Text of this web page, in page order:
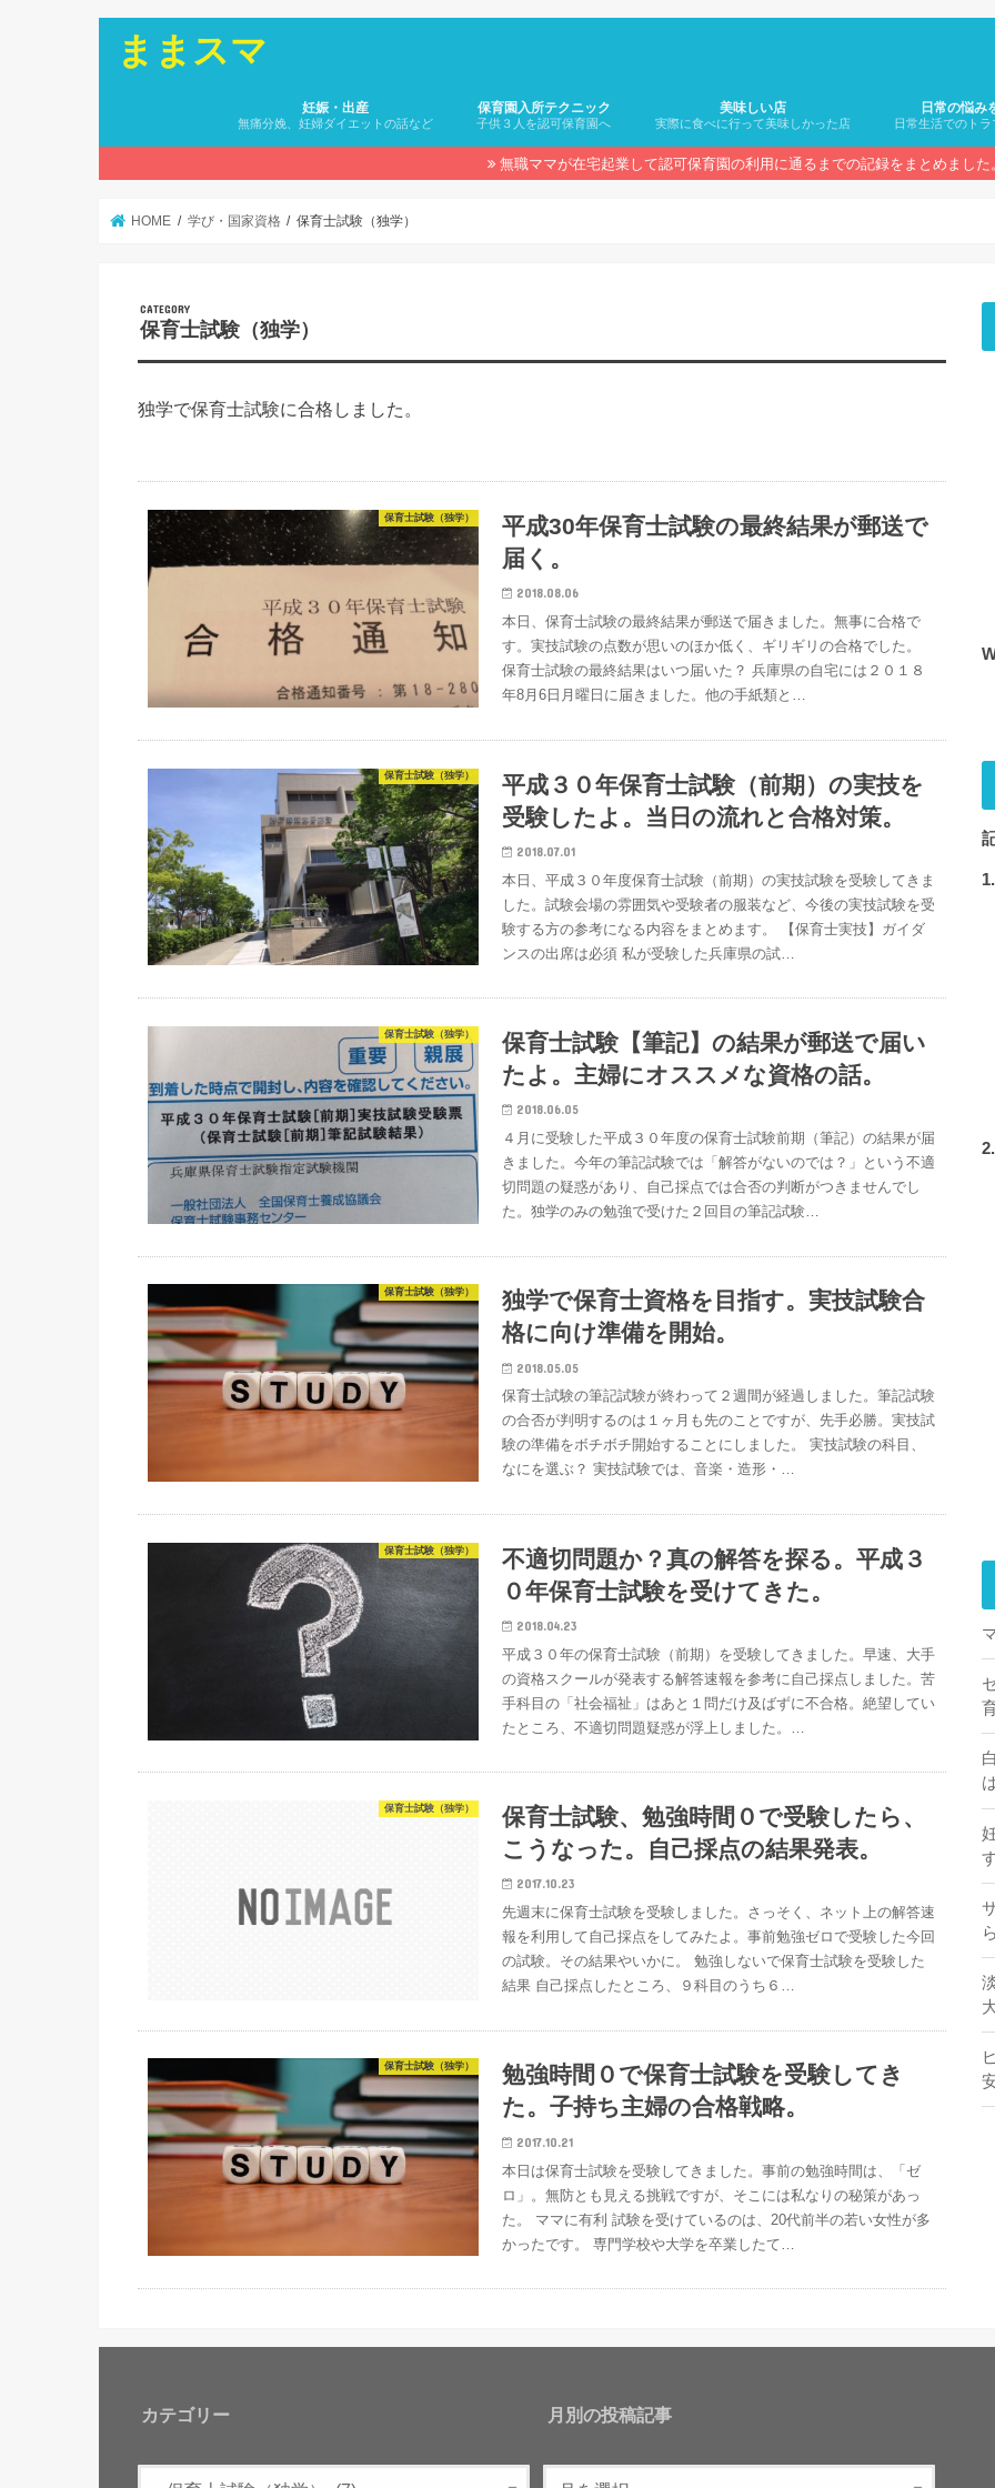
ままスマ
妊娠・出産
無痛分娩、妊婦ダイエットの話など
保育園入所テクニック
子供３人を認可保育園へ
美味しい店
実際に食べに行って美味しかった店
日常の悩み
日常生活でのト
無職ママが在宅起業して認可保育園の利用に通るまでの記録をまとめました
HOME 学び・国家資格 保育士試験（独学）
保育士試験（独学）
独学で保育士試験に合格しました。
保育士試験（独学）
平成30年保育士試験の最終結果が郵送で
届く。
2018.08.06
本日、保育士試験の最終結果が郵送で届きました。無事に合格で
す。実技試験の点数が思いのほか低く、ギリギリの合格でした。
保育士試験の最終結果はいつ届いた？ 兵庫県の自宅には２０１８
年8月6日月曜日に届きました。他の手紙類と…
保育士試験（独学）
平成３０年保育士試験（前期）の実技を
受験したよ。当日の流れと合格対策。
2018.07.01
本日、平成３０年度保育士試験（前期）の実技試験を受験してきま
した。試験会場の雰囲気や受験者の服装など、今後の実技試験を受
験する方の参考になる内容をまとめます。 【保育士実技】ガイダ
ンスの出席は必須 私が受験した兵庫県の試…
保育士試験（独学）
保育士試験【筆記】の結果が郵送で届い
たよ。主婦にオススメな資格の話。
2018.06.05
４月に受験した平成３０年度の保育士試験前期（筆記）の結果が届
きました。今年の筆記試験では「解答がないのでは？」という不適
切問題の疑惑があり、自己採点では合否の判断がつきませんでし
た。独学のみの勉強で受けた２回目の筆記試験…
保育士試験（独学）
独学で保育士資格を目指す。実技試験合
格に向け準備を開始。
2018.05.05
保育士試験の筆記試験が終わって２週間が経過しました。筆記試験
の合否が判明するのは１ヶ月も先のことですが、先手必勝。実技試
験の準備をボチボチ開始することにしました。 実技試験の科目、
なにを選ぶ？ 実技試験では、音楽・造形・…
保育士試験（独学）
不適切問題か？真の解答を探る。平成３
０年保育士試験を受けてきた。
2018.04.23
平成３０年の保育士試験（前期）を受験してきました。早速、大手
の資格スクールが発表する解答速報を参考に自己採点しました。苦
手科目の「社会福祉」はあと１問だけ及ばずに不合格。絶望してい
たところ、不適切問題疑惑が浮上しました。…
保育士試験（独学）
保育士試験、勉強時間０で受験したら、
こうなった。自己採点の結果発表。
2017.10.23
先週末に保育士試験を受験しました。さっそく、ネット上の解答速
報を利用して自己採点をしてみたよ。事前勉強ゼロで受験した今回
の試験。その結果やいかに。 勉強しないで保育士試験を受験した
結果 自己採点したところ、９科目のうち６…
保育士試験（独学）
勉強時間０で保育士試験を受験してき
た。子持ち主婦の合格戦略。
2017.10.21
本日は保育士試験を受験してきました。事前の勉強時間は、「ゼ
ロ」。無防とも見える挑戦ですが、そこには私なりの秘策があっ
た。 ママに有利 試験を受けているのは、20代前半の若い女性が多
かったです。 専門学校や大学を卒業したて…
カテゴリー 月別の投稿記事